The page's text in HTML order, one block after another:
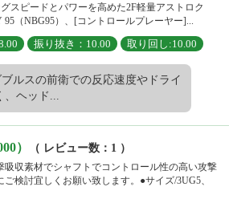
スピードとパワーを高めた2F軽量アストロク
（NBG95）、[コントロールプレーヤー]...
振り抜き：10.00 取り回し:10.00
ルスの前衛での反応速度やドライ
ヘッド...
） （ レビュー数：1 ）
収素材でシャフトでコントロール性の高い攻撃
検討宜しくお願い致します。●サイズ/3UG5、